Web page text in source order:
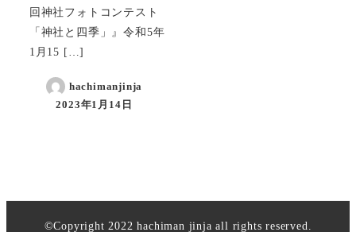
回神社フォトコンテスト
「神社と四季」』令和5年
1月15 […]
hachimanjinja
2023年1月14日
©Copyright 2022 hachiman jinja all rights reserved.